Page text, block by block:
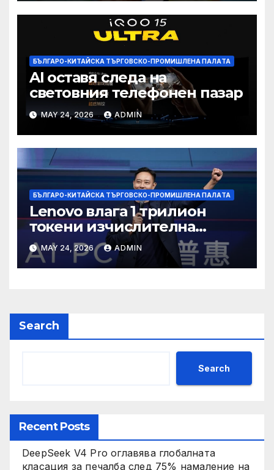
БЪЛГАРО-КИТАЙСКА ТЪРГОВСКО-ПРОМИШЛЕНА ПАЛAТА
AI оставя следа на
световния телефонен пазар
MAY 24, 2026 ADMIN
БЪЛГАРО-КИТАЙСКА ТЪРГОВСКО-ПРОМИШЛЕНА ПАЛAТА
Lenovo влага 1 трилион
токени изчислителна
мощност в AI екосистемата
MAY 24, 2026 ADMIN
Search
Search
Recent Posts
DeepSeek V4 Pro оглавява глобалната
класация за печалба след 75% намаление на